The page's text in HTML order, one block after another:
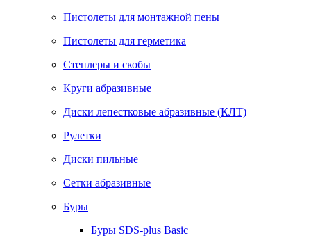
Пистолеты для монтажной пены
Пистолеты для герметика
Степлеры и скобы
Круги абразивные
Диски лепестковые абразивные (КЛТ)
Рулетки
Диски пильные
Сетки абразивные
Буры
Буры SDS-plus Basic